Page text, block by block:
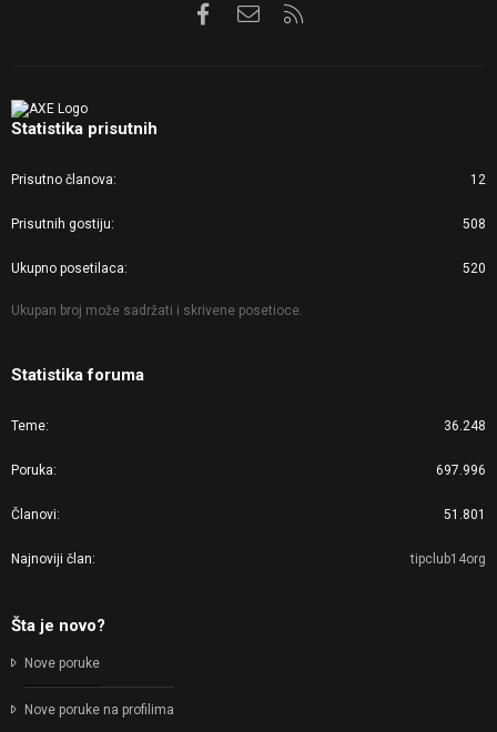
FacebookKontaktirajte nas
Statistika prisutnih
Prisutno članova 12
Prisutnih gostiju 508
Ukupno posetilaca 520
Ukupan broj može sadržati i skrivene posetioce.
Statistika foruma
Teme 36.248
Poruka 697.996
Članovi 51.801
Najnoviji član tipclub14org
Šta je novo?
Nove poruke
Nove poruke na profilima